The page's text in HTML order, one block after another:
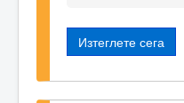
Изтеглете сега